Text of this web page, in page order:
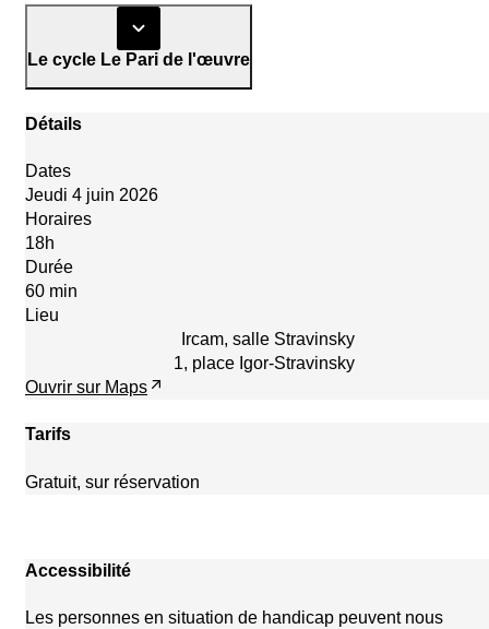
Le cycle Le Pari de l'œuvre
Détails
Dates
Jeudi 4 juin 2026
Horaires
18h
Durée
60 min
Lieu
Ircam, salle Stravinsky
1, place Igor-Stravinsky
Ouvrir sur Maps
Tarifs
Gratuit, sur réservation
Accessibilité
Les personnes en situation de handicap peuvent nous